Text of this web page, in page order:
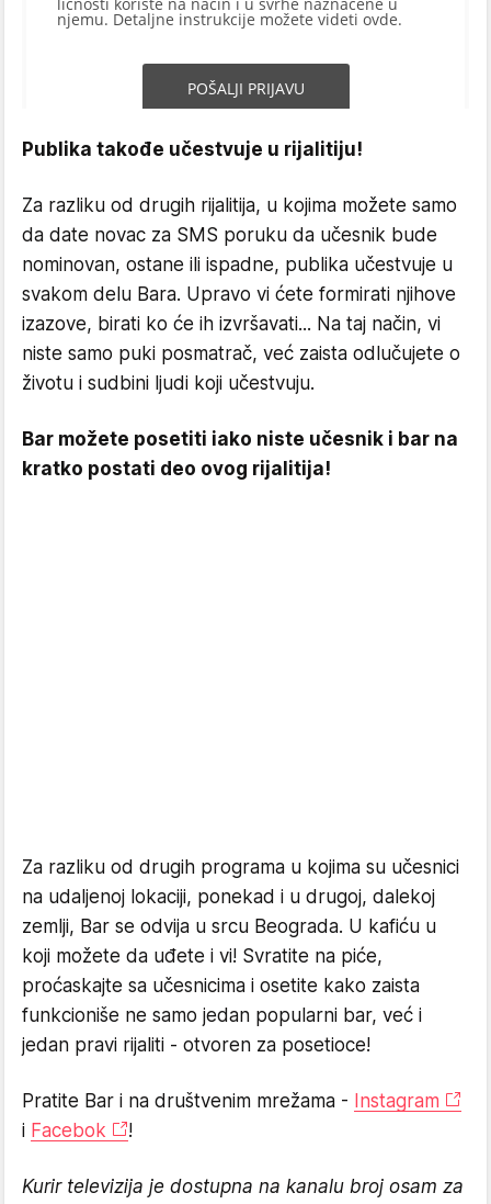
Publika takođe učestvuje u rijalitiju!
Za razliku od drugih rijalitija, u kojima možete samo
da date novac za SMS poruku da učesnik bude
nominovan, ostane ili ispadne, publika učestvuje u
svakom delu Bara. Upravo vi ćete formirati njihove
izazove, birati ko će ih izvršavati... Na taj način, vi
niste samo puki posmatrač, već zaista odlučujete o
životu i sudbini ljudi koji učestvuju.
Bar možete posetiti iako niste učesnik i bar na
kratko postati deo ovog rijalitija!
Za razliku od drugih programa u kojima su učesnici
na udaljenoj lokaciji, ponekad i u drugoj, dalekoj
zemlji, Bar se odvija u srcu Beograda. U kafiću u
koji možete da uđete i vi! Svratite na piće,
proćaskajte sa učesnicima i osetite kako zaista
funkcioniše ne samo jedan popularni bar, već i
jedan pravi rijaliti - otvoren za posetioce!
Pratite Bar i na društvenim mrežama - Instagram
i Facebok !
Kurir televizija je dostupna na kanalu broj osam za